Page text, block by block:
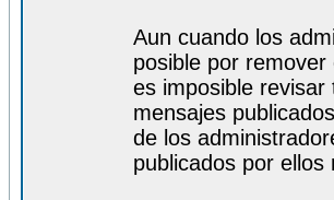
Aun cuando los
posible por
es imposible
mensajes
de los
publicados por